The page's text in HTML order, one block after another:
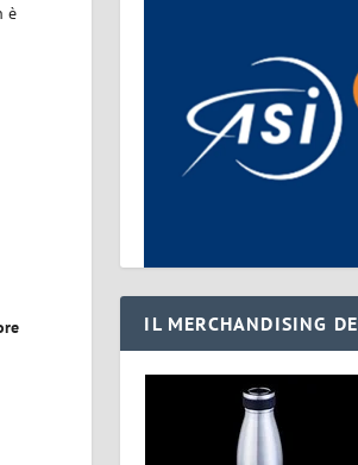
è
IL MERCHANDISING